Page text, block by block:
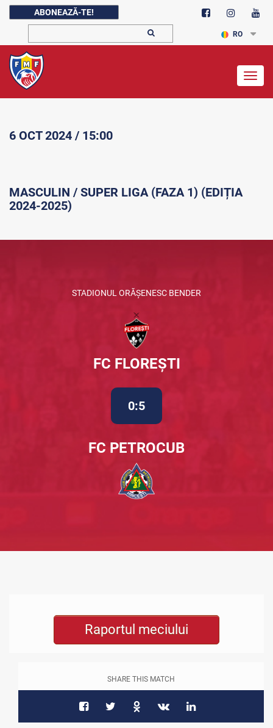
ABONEAZĂ-TE!
RO
6 OCT 2024 / 15:00
MASCULIN / SUPER LIGA (FAZA 1) (EDIȚIA
2024-2025)
STADIONUL ORĂȘENESC BENDER
FC FLOREȘTI
0:5
FC PETROCUB
Raportul meciului
SHARE THIS MATCH